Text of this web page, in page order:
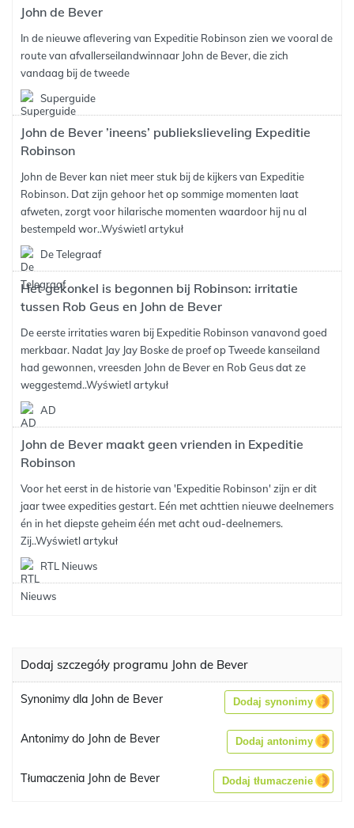
John de Bever
In de nieuwe aflevering van Expeditie Robinson zien we vooral de
route van afvallerseilandwinnaar John de Bever, die zich
vandaag bij de tweede
Superguide
John de Bever ’ineens’ publiekslieveling Expeditie
Robinson
John de Bever kan niet meer stuk bij de kijkers van Expeditie
Robinson. Dat zijn gehoor het op sommige momenten laat
afweten, zorgt voor hilarische momenten waardoor hij nu al
bestempeld wor..Wyświetl artykuł
De Telegraaf
Het gekonkel is begonnen bij Robinson: irritatie
tussen Rob Geus en John de Bever
De eerste irritaties waren bij Expeditie Robinson vanavond goed
merkbaar. Nadat Jay Jay Boske de proef op Tweede kanseiland
had gewonnen, vreesden John de Bever en Rob Geus dat ze
weggestemd..Wyświetl artykuł
AD
John de Bever maakt geen vrienden in Expeditie
Robinson
Voor het eerst in de historie van 'Expeditie Robinson' zijn er dit
jaar twee expedities gestart. Eén met achttien nieuwe deelnemers
én in het diepste geheim één met acht oud-deelnemers.
Zij..Wyświetl artykuł
RTL Nieuws
Dodaj szczegóły programu John de Bever
Synonimy dla John de Bever Dodaj synonimy
Antonimy do John de Bever Dodaj antonimy
Tłumaczenia John de Bever Dodaj tłumaczenie